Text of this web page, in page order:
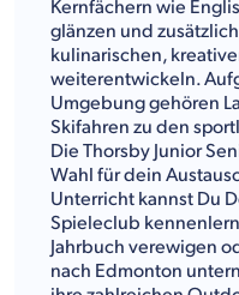
Kernfächern wie
glänzen und
kulinarischen,
weiterentwickeln.
Umgebung gehören
Skifahren zu den
Die Thorsby Junior
Wahl für dein
Unterricht kannst Du
Spieleclub
Jahrbuch verewigen
nach Edmonton